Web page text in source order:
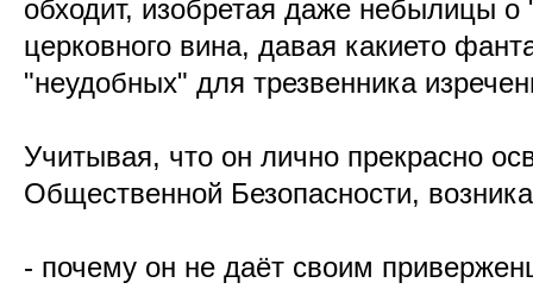
обходит, изобретая даже небылицы о
церковного вина, давая какието
"неудобных" для трезвенника
Учитывая, что он лично прекрасно
Общественной Безопасности,
- почему он не даёт своим